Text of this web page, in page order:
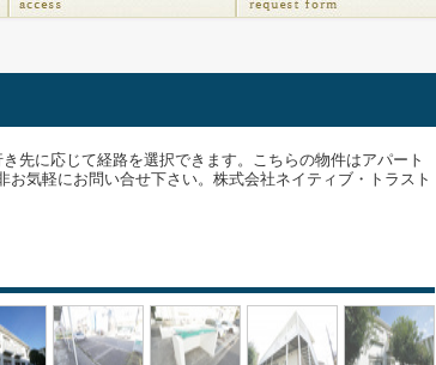
先に応じて経路を選択できます。こちらの物件はアパート
気軽にお問い合せ下さい。株式会社ネイティブ・トラスト